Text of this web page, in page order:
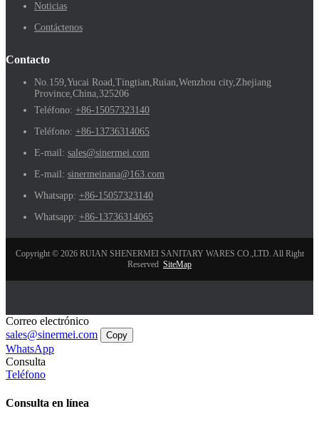
Noticias
Contáctenos
Contacto
No.159,Yucai Road,Tingtian,Ruian,Wenzhou city,Zhejiang
Province,China,325206
Teléfono: +86-15057323140
Teléfono: +86-13736314065
E-mail: sales@sinermei.com
E-mail: sinermeinana@163.com
Whatsapp: +86-15057323140
Whatsapp: +86-13736314065
Copyright © 2026 RUIAN SHENERMEI SANITARY WARES CO.,LTD. All Right
Reserved SiteMap
Correo electrónico
sales@sinermei.com
Copy
WhatsApp
Consulta
Teléfono
Consulta en línea